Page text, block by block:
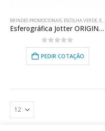
BRINDES PROMOCIONAIS, ESCOLHA VERDE, ESCRITA
Esferográfica Jotter ORIGINAL
0out of 5
PEDIR COTAÇÃO